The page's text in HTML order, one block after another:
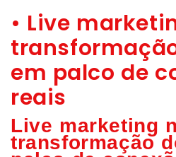
• Live
em palco de
reais
Live marketing
transformação